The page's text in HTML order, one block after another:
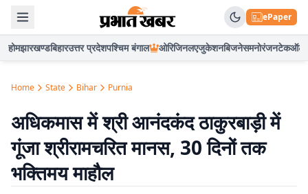
ePaper
होमझारखण्डबिहारउत्तर प्रदेशपश्चिम बंगाल ओरिजिनलएजुकेशनबिजनेसमनोरंजनटेकऑटो
Home State Bihar Purnia
अधिकमास में श्री आनंदकंद ठाकुरबाड़ी में
गूंजा श्रीरामचरित मानस, 30 दिनों तक
भक्तिमय माहौल